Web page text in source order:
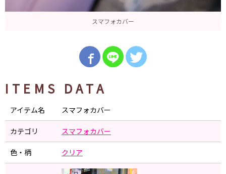
スマフォカバー
ITEMS DATA
アイテム名 スマフォカバー
カテゴリ スマフォカバー
色・柄 クリア